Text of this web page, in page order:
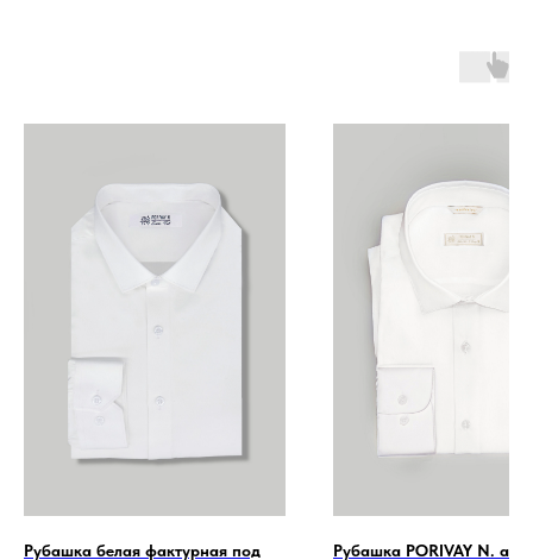
Рубашка белая фактурная под Рубашка PORIVAY N.